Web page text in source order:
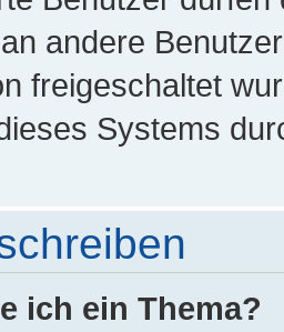
andere
freigeschaltet
Systems
ich ein Thema?